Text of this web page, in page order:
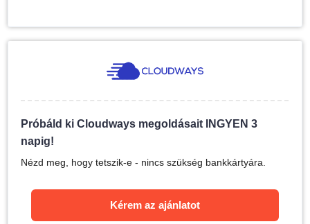
Próbáld ki Cloudways megoldásait INGYEN 3
napig!
Nézd meg, hogy tetszik-e - nincs szükség bankkártyára.
Kérem az ajánlatot